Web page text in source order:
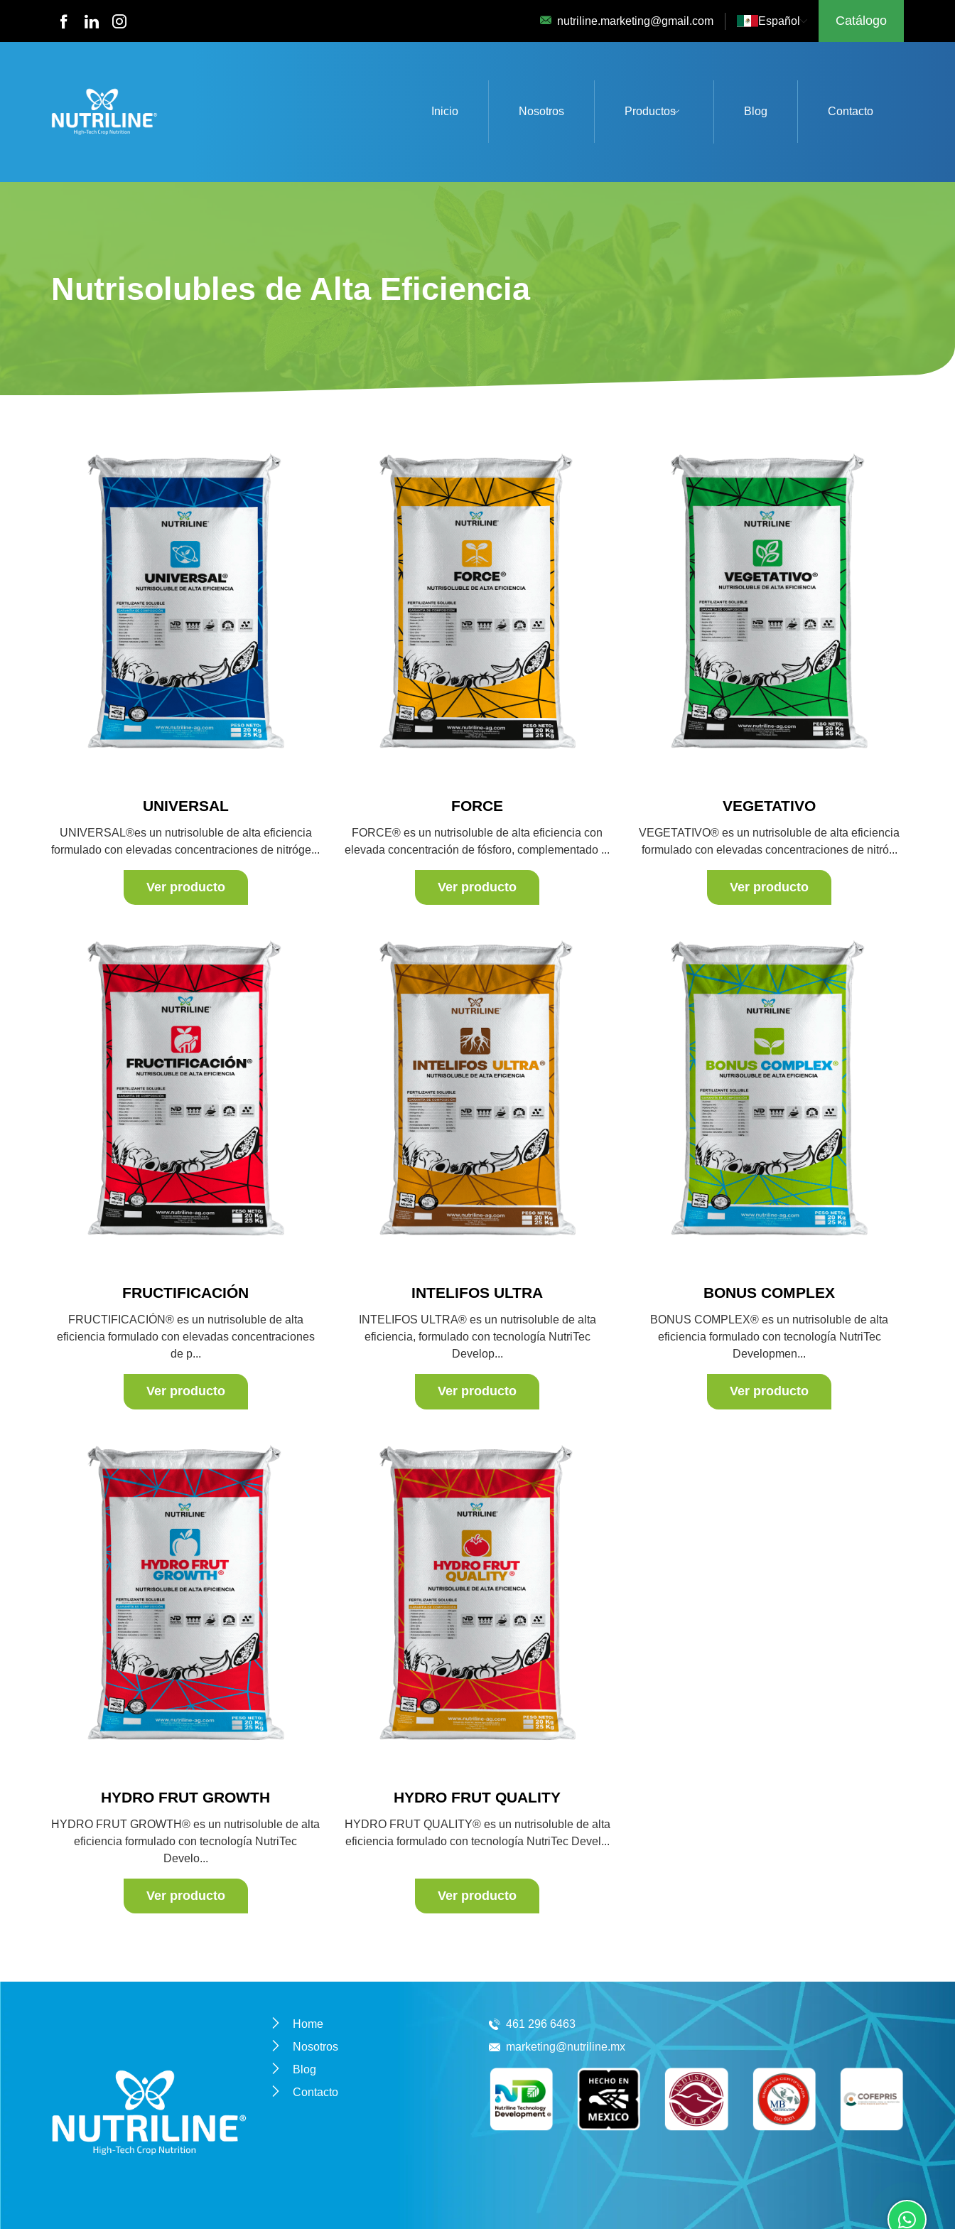
nutriline.marketing@gmail.com Español Catálogo
Inicio Nosotros Productos Blog Contacto
Nutrisolubles de Alta Eficiencia
UNIVERSAL
UNIVERSAL®es un nutrisoluble de alta eficiencia
formulado con elevadas concentraciones de nitróge...
Ver producto
FORCE
FORCE® es un nutrisoluble de alta eficiencia con
elevada concentración de fósforo, complementado ...
Ver producto
VEGETATIVO
VEGETATIVO® es un nutrisoluble de alta eficiencia
formulado con elevadas concentraciones de nitró...
Ver producto
FRUCTIFICACIÓN
FRUCTIFICACIÓN® es un nutrisoluble de alta
eficiencia formulado con elevadas concentraciones
de p...
Ver producto
INTELIFOS ULTRA
INTELIFOS ULTRA® es un nutrisoluble de alta
eficiencia, formulado con tecnología NutriTec
Develop...
Ver producto
BONUS COMPLEX
BONUS COMPLEX® es un nutrisoluble de alta
eficiencia formulado con tecnología NutriTec
Developmen...
Ver producto
HYDRO FRUT GROWTH
HYDRO FRUT GROWTH® es un nutrisoluble de alta
eficiencia formulado con tecnología NutriTec
Develo...
Ver producto
HYDRO FRUT QUALITY
HYDRO FRUT QUALITY® es un nutrisoluble de alta
eficiencia formulado con tecnología NutriTec Devel...
Ver producto
Home
Nosotros
Blog
Contacto
461 296 6463
marketing@nutriline.mx